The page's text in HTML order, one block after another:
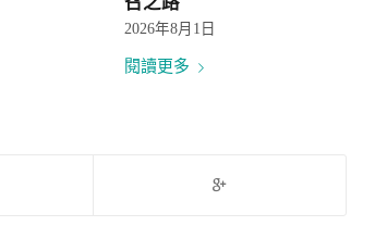
2026年8月1日
閱讀更多